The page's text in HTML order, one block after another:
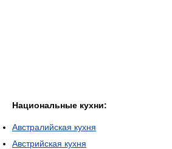
Национальные кухни:
Австралийская кухня
Австрийская кухня